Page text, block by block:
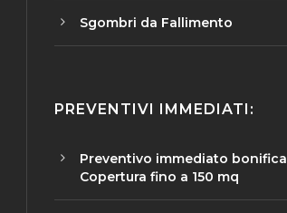
Sgombri da Fallimento
PREVENTIVI IMMEDIATI:
Preventivo immediato bonifica
Copertura fino a 150 mq